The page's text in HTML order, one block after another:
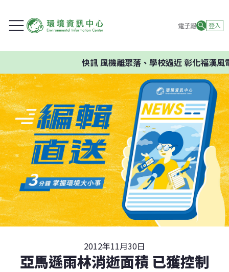
電子報 登入
快訊風機離聚落、學校過近 彰化福漢風
2012年11月30日
亞馬遜雨林消逝面積 已獲控制